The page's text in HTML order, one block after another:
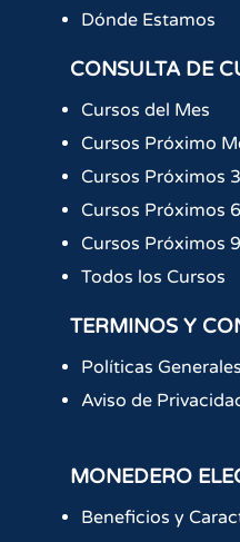
Dónde Estamos
CONSULTA DE
Cursos del Mes
Cursos Próximo
Cursos Próximos
Cursos Próximos
Cursos Próximos
Todos los Cursos
TERMINOS Y
Políticas Generales
Aviso de
MONEDERO
Beneficios y